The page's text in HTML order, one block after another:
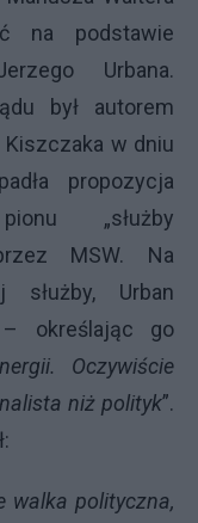
na podstawie
Urbana.
był autorem
Kiszczaka w dniu
propozycja
„służby
MSW. Na
służby, Urban
– określając go
Oczywiście
niż polityk”.
walka polityczna,